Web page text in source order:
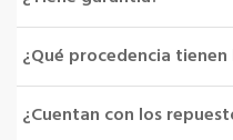
¿Qué procedencia tienen
¿Cuentan con los